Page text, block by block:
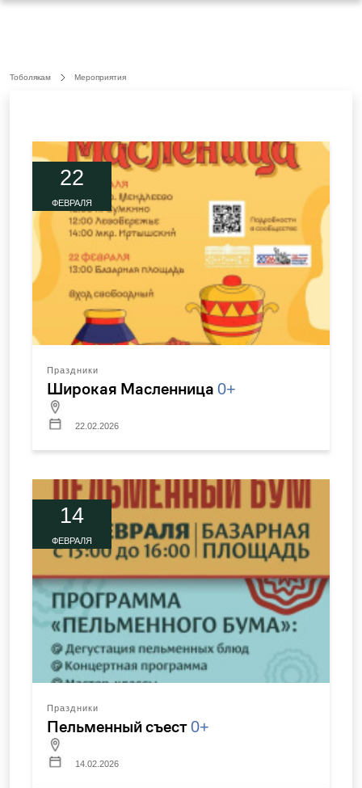
Тоболякам Мероприятия
22
ФЕВРАЛЯ
Праздники
Широкая Масленница 0+
22.02.2026
14
ФЕВРАЛЯ
Праздники
Пельменный съест0+
14.02.2026